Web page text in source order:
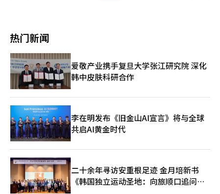
油轮和汽车运输船。韩国籍船员123人，外籍船员37人，共160人
滞留在海峡内。过去两个月，由于伊朗封锁霍尔木兹海峡，这些船
只无法离开。※ 本报道经人工智能（AI）系统翻译与编辑。
热门新闻
爱敬产业携手复旦大学张江研究院 深化
韩中皮肤科研合作
李在明发布《旧金山AI宣言》将与全球
共启AI黄金时代
二十余年寻访安重根足迹 金月培新书
《韩国独立运动圣地：向旅顺口追问历